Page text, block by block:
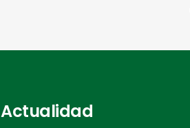
Actualidad